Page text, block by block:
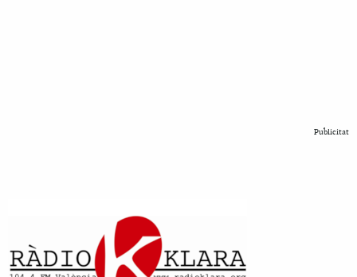
Publicitat